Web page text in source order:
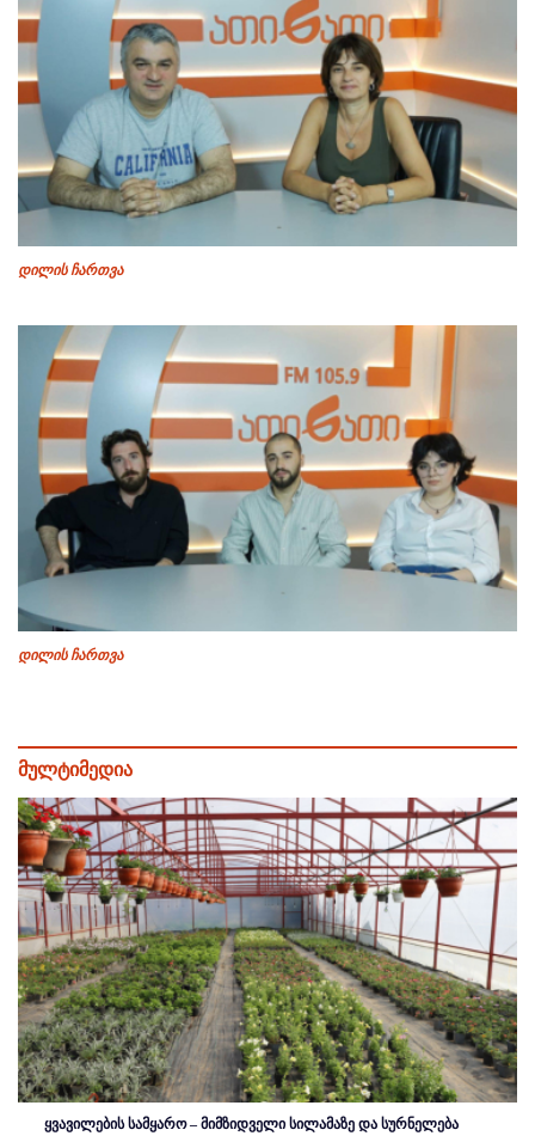
დილის ჩართვა
დილის ჩართვა
მულტიმედია
ყვავილების სამყარო – მიმზიდველი სილამაზე და სურნელება